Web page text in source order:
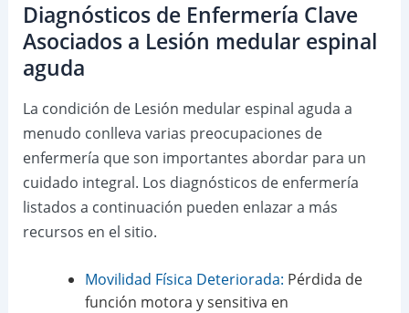
Diagnósticos de Enfermería Clave
Asociados a Lesión medular espinal
aguda
La condición de Lesión medular espinal aguda a
menudo conlleva varias preocupaciones de
enfermería que son importantes abordar para un
cuidado integral. Los diagnósticos de enfermería
listados a continuación pueden enlazar a más
recursos en el sitio.
Movilidad Física Deteriorada: Pérdida de
función motora y sensitiva en